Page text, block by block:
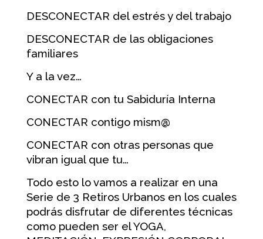
DESCONECTAR del estrés y del trabajo
DESCONECTAR de las obligaciones
familiares
Y a la vez…
CONECTAR con tu Sabiduría Interna
CONECTAR contigo mism@
CONECTAR con otras personas que
vibran igual que tu…
Todo esto lo vamos a realizar en una
Serie de 3 Retiros Urbanos en los cuales
podrás disfrutar de diferentes técnicas
como pueden ser el YOGA,